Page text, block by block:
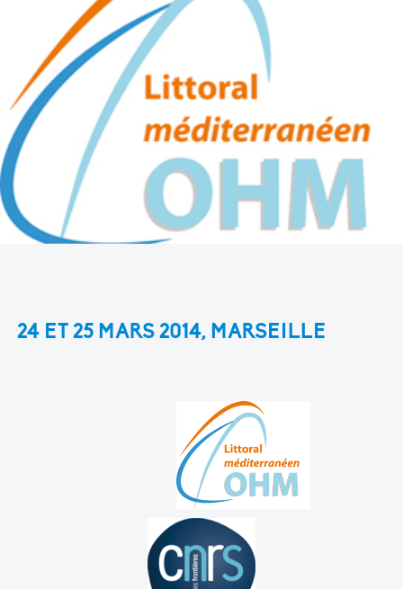
24 ET 25 MARS 2014, MARSEILLE